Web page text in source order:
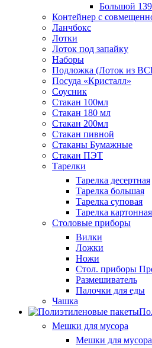
Большой
Контейнер с
Ланчбокс
Лотки
Лоток под запайку
Наборы
Подложка (Лоток из
Посуда «Кристалл»
Соусник
Стакан 100мл
Стакан 180 мл
Стакан 200мл
Стакан пивной
Стаканы Бумажные
Стакан ПЭТ
Тарелки
Тарелка десертная
Тарелка большая
Тарелка суповая
Тарелка картонная
Столовые приборы
Вилки
Ложки
Ножи
Стол. приборы
Размешиватель
Палочки для еды
Чашка
Мешки для мусора
Мешки для мусора